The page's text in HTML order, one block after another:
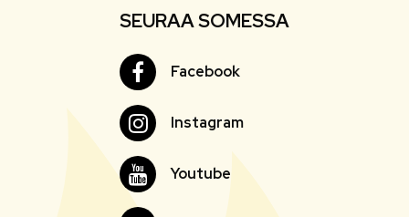
SEURAA SOMESSA
FacebookFacebook
InstagramInstagram
YoutubeYoutube